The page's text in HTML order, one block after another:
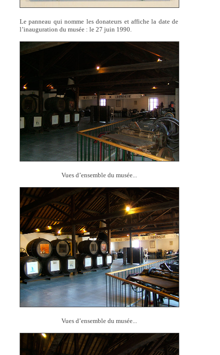
Le panneau qui nomme les donateurs et affiche la date de
l’inauguration du musée : le 27 juin 1990.
Vues d’ensemble du musée...
Vues d’ensemble du musée...